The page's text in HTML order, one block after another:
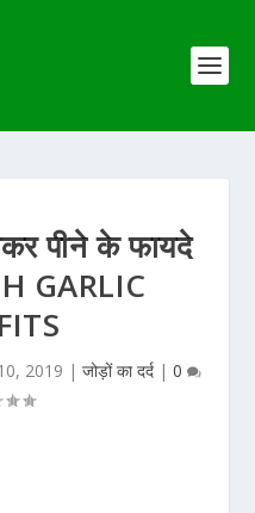
पीने के फायदे
GARLIC
2019 | जोड़ों का दर्द| 0